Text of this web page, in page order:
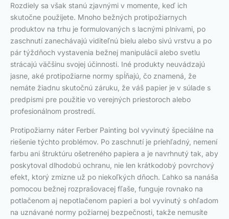
Rozdiely sa však stanú zjavnými v momente, keď ich
skutočne použijete. Mnoho bežných protipožiarnych
produktov na trhu je formulovaných s lacnými plnivami, po
zaschnutí zanechávajú viditeľnú bielu alebo sivú vrstvu a po
pár týždňoch vystavenia bežnej manipulácii alebo svetlu
strácajú väčšinu svojej účinnosti. Iné produkty neuvádzajú
jasne, aké protipožiarne normy spĺňajú, čo znamená, že
nemáte žiadnu skutočnú záruku, že váš papier je v súlade s
predpismi pre použitie vo verejných priestoroch alebo
profesionálnom prostredí.
Protipožiarny náter Ferber Painting bol vyvinutý špeciálne na
riešenie týchto problémov. Po zaschnutí je priehľadný, nemení
farbu ani štruktúru ošetreného papiera a je navrhnutý tak, aby
poskytoval dlhodobú ochranu, nie len krátkodobý povrchový
efekt, ktorý zmizne už po niekoľkých dňoch. Ľahko sa nanáša
pomocou bežnej rozprašovacej fľaše, funguje rovnako na
potlačenom aj nepotlačenom papieri a bol vyvinutý s ohľadom
na uznávané normy požiarnej bezpečnosti, takže nemusíte